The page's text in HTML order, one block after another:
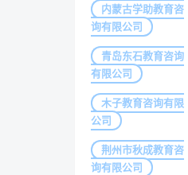
内蒙古学助教育咨
询有限公司
青岛东石教育咨询
有限公司
木子教育咨询有限
公司
荆州市秋成教育咨
询有限公司